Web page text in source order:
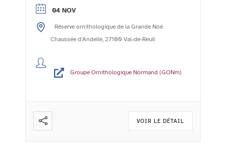
associations Le comptoir des associations
- l'agenda de la vie associative rolivaloise
Imprimer Publié le :24/10/2023 Mis à jour
le :06/11/2023 Le Groupe Ornithologique
04 NOV
Réserve ornithologique de la Grande Noé
Chaussée d'Andelle, 27100 Val-de-Reuil
Groupe Ornithologique Normand (GONm)
VOIR LE DÉTAIL